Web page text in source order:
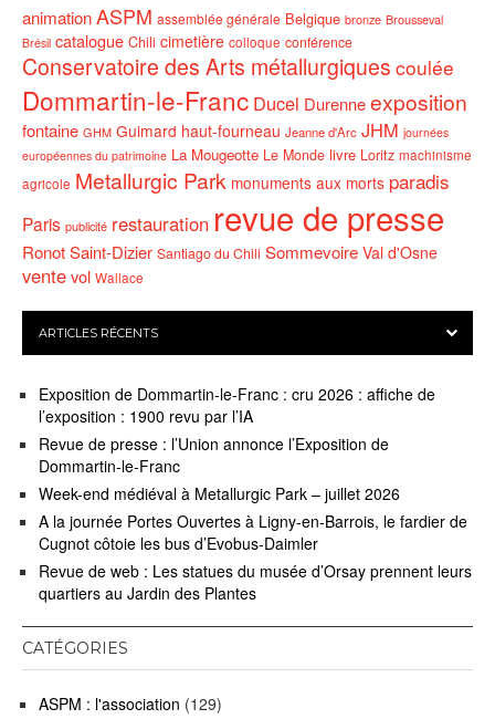
animationASPM assemblée générale Belgique bronze Brousseval
Brésil catalogue Chili cimetière colloque conférence
Conservatoire des Arts métallurgiques coulée
Dommartin-le-Franc Ducel Durenneexposition
fontaine GHM Guimard haut-fourneau Jeanne d'Arc JHM journées
européennes du patrimoine La Mougeotte Le Monde livre Loritz machinisme
agricole Metallurgic Park monuments aux morts paradis
Paris publicité restauration revue de presse
RonotSaint-Dizier Santiago du Chili Sommevoire Val d'Osne
ventevol Wallace
ARTICLES RÉCENTS
Exposition de Dommartin-le-Franc : cru 2026 : affiche de
l’exposition : 1900 revu par l’IA
Revue de presse : l’Union annonce l’Exposition de
Dommartin-le-Franc
Week-end médiéval à Metallurgic Park – juillet 2026
A la journée Portes Ouvertes à Ligny-en-Barrois, le fardier de
Cugnot côtoie les bus d’Evobus-Daimler
Revue de web : Les statues du musée d’Orsay prennent leurs
quartiers au Jardin des Plantes
CATÉGORIES
ASPM : l'association (129)